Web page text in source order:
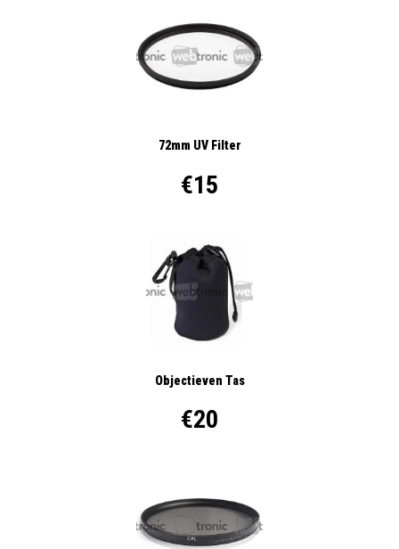
72mm UV Filter
€15
Objectieven Tas
€20